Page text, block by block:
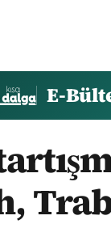
E-